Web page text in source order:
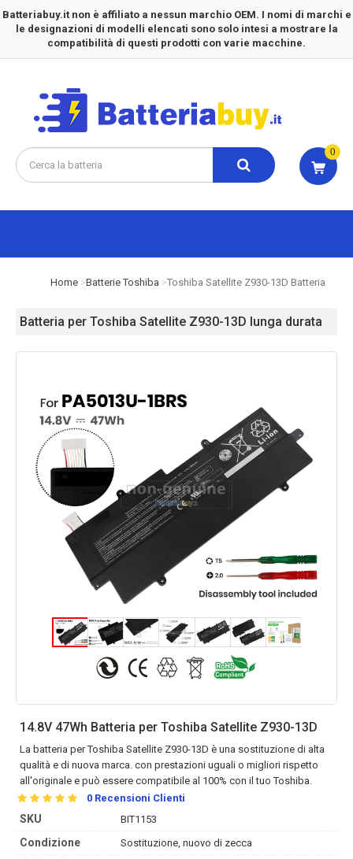
Batteriabuy.it non è affiliato a nessun marchio OEM. I nomi di marchi e
le designazioni di modelli elencati sono solo intesi a mostrare la
compatibilità di questi prodotti con varie macchine.
0
Home Batterie Toshiba Toshiba Satellite Z930-13D Batteria
Batteria per Toshiba Satellite Z930-13D lunga durata
14.8V 47Wh Batteria per Toshiba Satellite Z930-13D
La batteria per Toshiba Satellite Z930-13D è una sostituzione di alta
qualità e di nuova marca. con prestazioni uguali o migliori rispetto
all'originale e può essere compatibile al 100% con il tuo Toshiba.
0 Recensioni Clienti
SKU BIT1153
Condizione Sostituzione, nuovo di zecca